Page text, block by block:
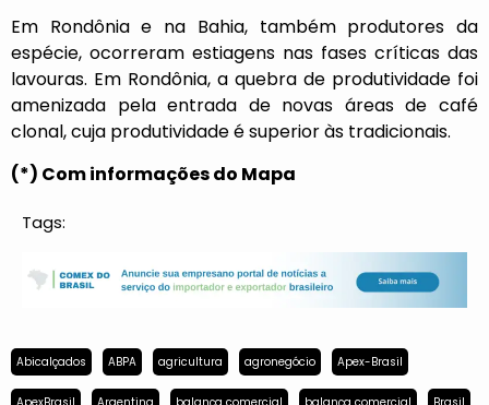
Em Rondônia e na Bahia, também produtores da
espécie, ocorreram estiagens nas fases críticas das
lavouras. Em Rondônia, a quebra de produtividade foi
amenizada pela entrada de novas áreas de café
clonal, cuja produtividade é superior às tradicionais.
(*) Com informações do Mapa
Tags:
Abicalçados ABPA agricultura agronegócio Apex-Brasil